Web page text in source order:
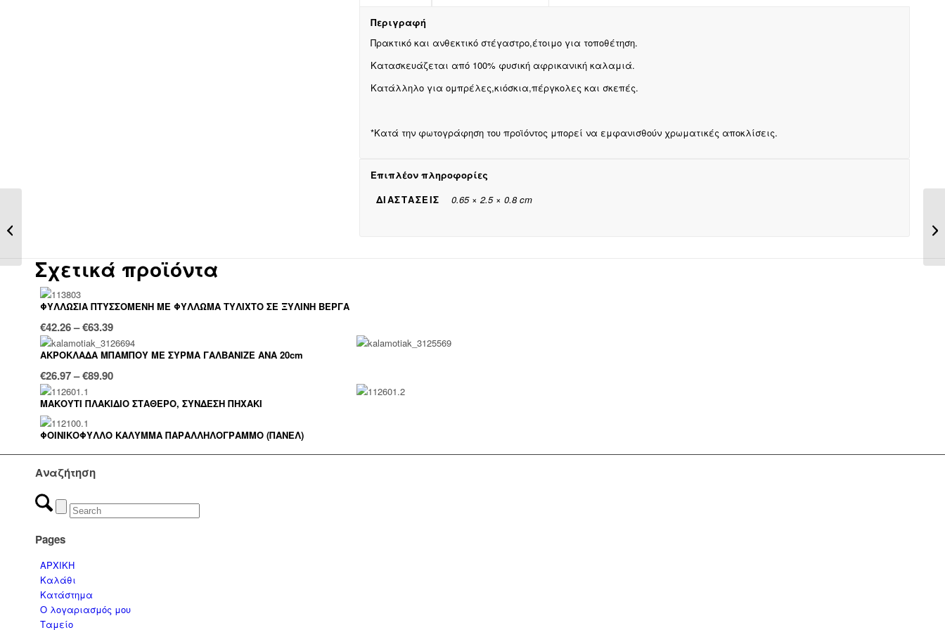
Περιγραφή
Πρακτικό και ανθεκτικό στέγαστρο,έτοιμο για τοποθέτηση.
Κατασκευάζεται από 100% φυσική αφρικανική καλαμιά.
Κατάλληλο για ομπρέλες,κιόσκια,πέργκολες και σκεπές.
*Κατά την φωτογράφηση του προϊόντος μπορεί να εμφανισθούν χρωματικές αποκλίσεις.
Επιπλέον πληροφορίες
ΔΙΑΣΤΆΣΕΙΣ
0.65 × 2.5 × 0.8 cm
Σχετικά προϊόντα
ΦΥΛΛΩΣΙΑ ΠΤΥΣΣΟΜΕΝΗ ΜΕ ΦΥΛΛΩΜΑ ΤΥΛΙΧΤΟ ΣΕ ΞΥΛΙΝΗ ΒΕΡΓΑ
€42.26–€63.39Price
range:
€42.26
through
ΑΚΡΟΚΛΑΔΑ ΜΠΑΜΠΟΥ ΜΕ ΣΥΡΜΑ ΓΑΛΒΑΝΙΖΕ ΑΝΑ 20cm
€26.97–€89.90Price
€26.97
€89.90
ΜΑΚΟΥΤΙ ΠΛΑΚΙΔΙΟ ΣΤΑΘΕΡΟ, ΣΥΝΔΕΣΗ ΠΗΧΑΚΙ
ΦΟΙΝΙΚΟΦΥΛΛΟ ΚΑΛΥΜΜΑ ΠΑΡΑΛΛΗΛΟΓΡΑΜΜΟ (ΠΑΝΕΛ)
Αναζήτηση
Pages
ΑΡΧΙΚΗ
Καλάθι
Κατάστημα
Ο λογαριασμός μου
Ταμείο